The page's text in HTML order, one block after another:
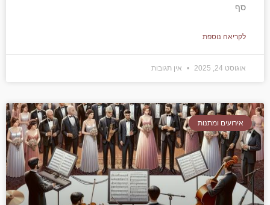
סף
לקריאה נוספת
אוגוסט 24, 2025 אין תגובות
אירועים ומתנות